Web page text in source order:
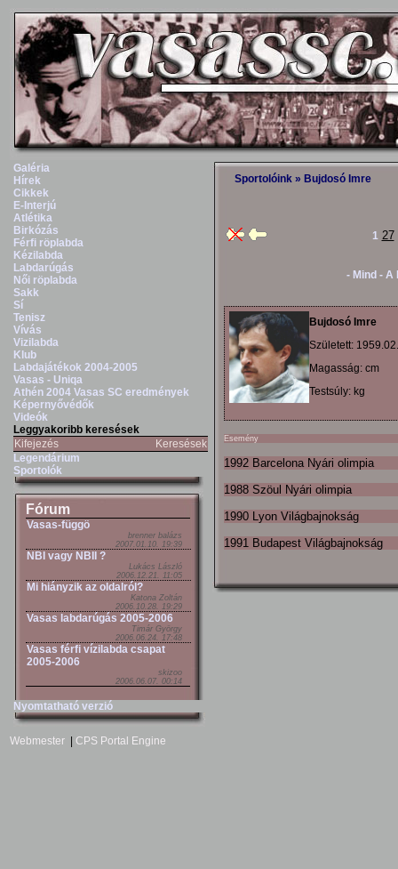
Galéria
Hírek
Cikkek
E-Interjú
Atlétika
Birkózás
Férfi röplabda
Kézilabda
Labdarúgás
Női röplabda
Sakk
Sí
Tenisz
Vívás
Vizilabda
Klub
Labdajátékok 2004-2005
Vasas - Uniqa
Athén 2004 Vasas SC eredmények
Képernyővédők
Videók
Leggyakoribb keresések
Kifejezés
Keresések
Legendárium
Sportolók
Fórum
Vasas-függö
brenner balázs
2007.01.10. 19:39
NBI vagy NBII ?
Lukács László
2006.12.21. 11:05
Mi hiányzik az oldalról?
Katona Zoltán
2006.10.28. 19:29
Vasas labdarúgás 2005-2006
Timár György
2006.06.24. 17:48
Vasas férfi vízilabda csapat
2005-2006
skizoo
2006.06.07. 00:14
Nyomtatható verzió
Sportolóink » Bujdosó Imre
1 27
- Mind - A
Bujdosó Imre
Született:
Magasság: cm
Testsúly: kg
Esemény
1992 Barcelona Nyári olimpia
1988 Szöul Nyári olimpia
1990 Lyon Világbajnokság
1991 Budapest Világbajnokság
Webmester CPS Portal Engine